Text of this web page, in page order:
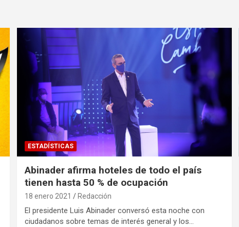
ESTADÍSTICAS
Abinader afirma hoteles de todo el país
tienen hasta 50 % de ocupación
18 enero 2021 Redacción
El presidente Luis Abinader conversó esta noche con
ciudadanos sobre temas de interés general y los…